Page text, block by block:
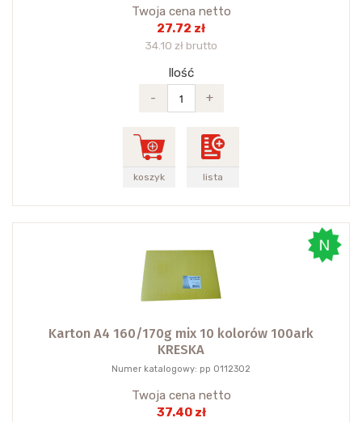
Twoja cena netto
27.72 zł
34.10 zł brutto
Ilość
-
+
koszyk lista
Karton A4 160/170g mix 10 kolorów 100ark
KRESKA
Numer katalogowy: pp 0112302
Twoja cena netto
37.40 zł